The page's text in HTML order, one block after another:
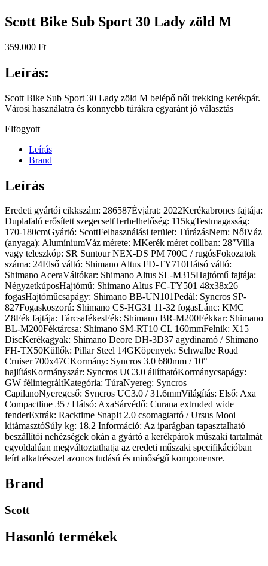
Scott Bike Sub Sport 30 Lady zöld M
359.000 Ft
Leírás:
Scott Bike Sub Sport 30 Lady zöld M belépő női trekking kerékpár.
Városi használatra és könnyebb túrákra egyaránt jó választás
Elfogyott
Leírás
Brand
Leírás
Eredeti gyártói cikkszám: 286587Évjárat: 2022Kerékabroncs fajtája:
Duplafalú erősített szegecseltTerhelhetőség: 115kgTestmagasság:
170-180cmGyártó: ScottFelhasználási terület: TúrázásNem: NőiVáz
(anyaga): AlumíniumVáz mérete: MKerék méret collban: 28″Villa
vagy teleszkóp: SR Suntour NEX-DS PM 700C / rugósFokozatok
száma: 24Első váltó: Shimano Altus FD-TY710Hátsó váltó:
Shimano AceraVáltókar: Shimano Altus SL-M315Hajtómű fajtája:
NégyzetkúposHajtómű: Shimano Altus FC-TY501 48x38x26
fogasHajtóműcsapágy: Shimano BB-UN101Pedál: Syncros SP-
827Fogaskoszorú: Shimano CS-HG31 11-32 fogasLánc: KMC
Z8Fék fajtája: TárcsafékesFék: Shimano BR-M200Fékkar: Shimano
BL-M200Féktárcsa: Shimano SM-RT10 CL 160mmFelnik: X15
DiscKerékagyak: Shimano Deore DH-3D37 agydinamó / Shimano
FH-TX50Küllők: Pillar Steel 14GKöpenyek: Schwalbe Road
Cruiser 700x47CKormány: Syncros 3.0 680mm / 10°
hajlításKormányszár: Syncros UC3.0 állíthatóKormánycsapágy:
GW félintegráltKategória: TúraNyereg: Syncros
CapilanoNyeregcső: Syncros UC3.0 / 31.6mmVilágítás: Első: Axa
Compactline 35 / Hátsó: AxaSárvédő: Curana extruded wide
fenderExtrák: Racktime SnapIt 2.0 csomagtartó / Ursus Mooi
kitámasztóSúly kg: 18.2 Információ: Az iparágban tapasztalható
beszállítói nehézségek okán a gyártó a kerékpárok műszaki tartalmát
egyoldalúan megváltoztathatja az eredeti műszaki specifikációban
leírt alkatrésszel azonos tudású és minőségű komponensre.
Brand
Scott
Hasonló termékek